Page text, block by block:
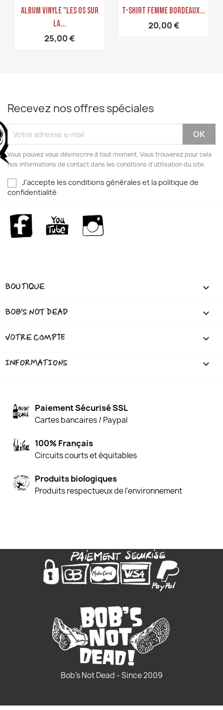
Aperçu rapide
Album Vinyle "Les Os Sur
La...
25,00 €
Aperçu rapide
T-Shirt Femme Bordeaux...
20,00 €
Recevez nos offres spéciales
Vous pouvez vous désinscrire à tout moment. Vous trouverez pour cela
nos informations de contact dans les conditions d'utilisation du site.
J'accepte les conditions générales et la politique de
confidentialité
Facebook YouTube
BOUTIQUE 
BOB'S NOT DEAD 
VOTRE COMPTE 
INFORMATIONS keyboard_arrow_down
Paiement Sécurisé SSL
Cartes bancaires / Paypal
100% Français
Circuits courts et équitables
Produits biologiques
Produits respectueux de l'environnement
Bob's Not Dead - Since 2009